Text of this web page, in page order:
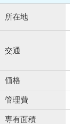
所在地
交通
価格
管理費
専有面積